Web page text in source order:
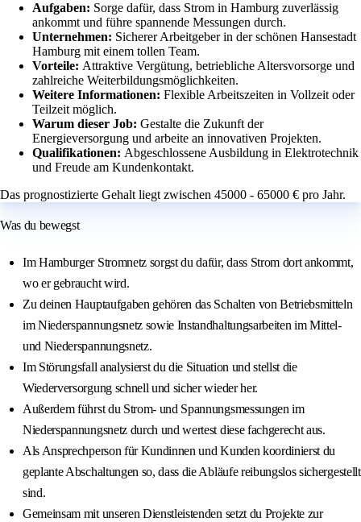
Aufgaben: Sorge dafür, dass Strom in Hamburg zuverlässig
ankommt und führe spannende Messungen durch.
Unternehmen: Sicherer Arbeitgeber in der schönen Hansestadt
Hamburg mit einem tollen Team.
Vorteile: Attraktive Vergütung, betriebliche Altersvorsorge und
zahlreiche Weiterbildungsmöglichkeiten.
Weitere Informationen: Flexible Arbeitszeiten in Vollzeit oder
Teilzeit möglich.
Warum dieser Job: Gestalte die Zukunft der
Energieversorgung und arbeite an innovativen Projekten.
Qualifikationen: Abgeschlossene Ausbildung in Elektrotechnik
und Freude am Kundenkontakt.
Das prognostizierte Gehalt liegt zwischen 45000 - 65000 € pro Jahr.
Was du bewegst
Im Hamburger Stromnetz sorgst du dafür, dass Strom dort ankommt,
wo er gebraucht wird.
Zu deinen Hauptaufgaben gehören das Schalten von Betriebsmitteln
im Niederspannungsnetz sowie Instandhaltungsarbeiten im Mittel-
und Niederspannungsnetz.
Im Störungsfall analysierst du die Situation und stellst die
Wiederversorgung schnell und sicher wieder her.
Außerdem führst du Strom- und Spannungsmessungen im
Niederspannungsnetz durch und wertest diese fachgerecht aus.
Als Ansprechperson für Kundinnen und Kunden koordinierst du
geplante Abschaltungen so, dass die Abläufe reibungslos sichergestellt
sind.
Gemeinsam mit unseren Dienstleistenden setzt du Projekte zur